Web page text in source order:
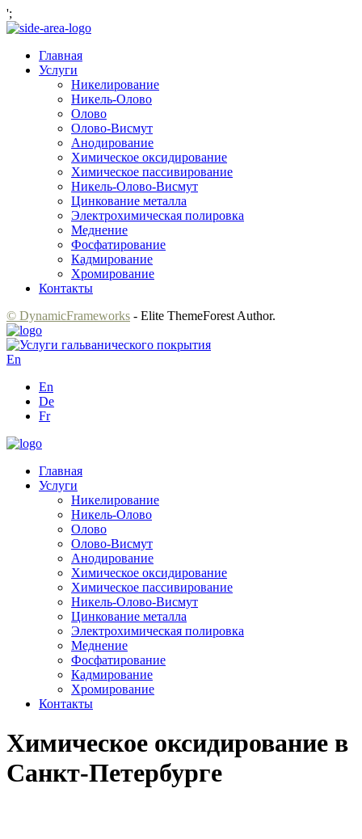
';
Главная
Услуги
Никелирование
Никель-Олово
Олово
Олово-Висмут
Анодирование
Химическое оксидирование
Химическое пассивирование
Никель-Олово-Висмут
Цинкование металла
Электрохимическая полировка
Меднение
Фосфатирование
Кадмирование
Хромирование
Контакты
© DynamicFrameworks - Elite ThemeForest Author.
En
En
De
Fr
Главная
Услуги
Никелирование
Никель-Олово
Олово
Олово-Висмут
Анодирование
Химическое оксидирование
Химическое пассивирование
Никель-Олово-Висмут
Цинкование металла
Электрохимическая полировка
Меднение
Фосфатирование
Кадмирование
Хромирование
Контакты
Химическое оксидирование в
Санкт-Петербурге